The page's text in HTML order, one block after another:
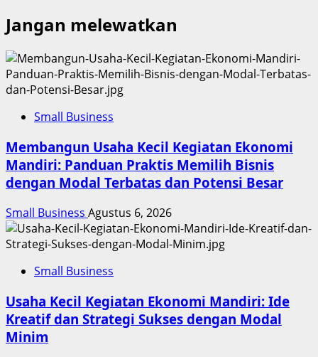
Jangan melewatkan
Small Business
Membangun Usaha Kecil Kegiatan Ekonomi
Mandiri: Panduan Praktis Memilih Bisnis
dengan Modal Terbatas dan Potensi Besar
Small Business Agustus 6, 2026
Small Business
Usaha Kecil Kegiatan Ekonomi Mandiri: Ide
Kreatif dan Strategi Sukses dengan Modal
Minim